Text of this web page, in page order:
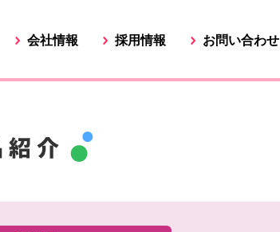
会社情報 採用情報 お問い合わせ